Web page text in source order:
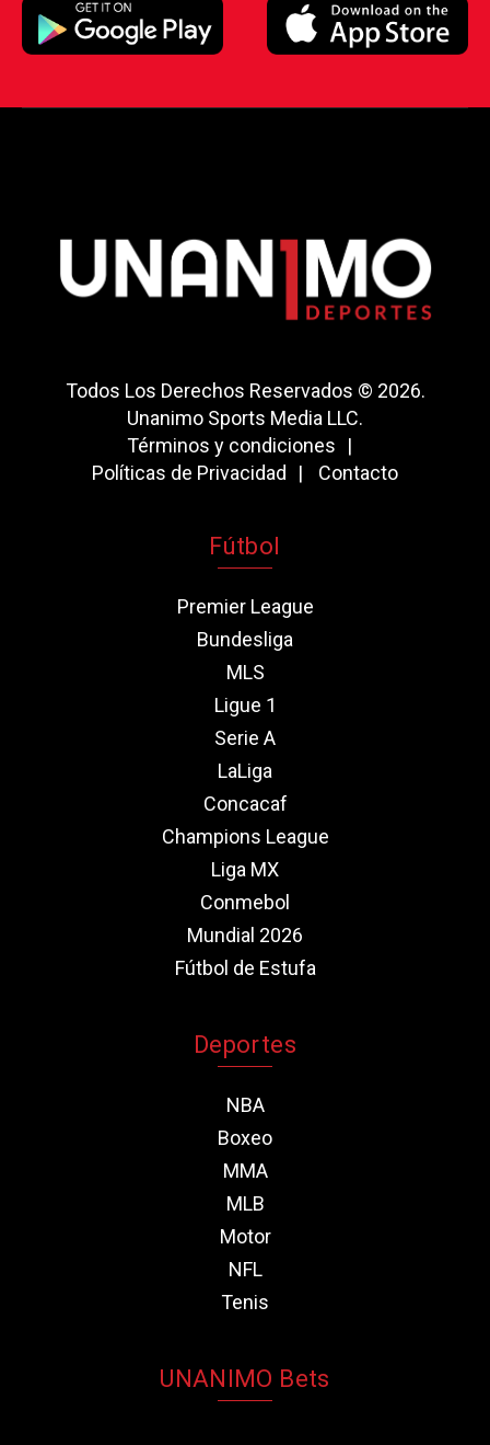
Todos Los Derechos Reservados © 2026.
Unanimo Sports Media LLC.
Términos y condiciones
Políticas de Privacidad
Contacto
Fútbol
Premier League
Bundesliga
MLS
Ligue 1
Serie A
LaLiga
Concacaf
Champions League
Liga MX
Conmebol
Mundial 2026
Fútbol de Estufa
Deportes
NBA
Boxeo
MMA
MLB
Motor
NFL
Tenis
UNANIMO Bets